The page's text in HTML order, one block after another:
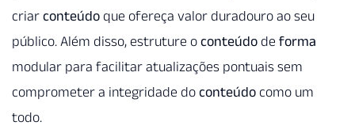
criar conteúdo que ofereça valor duradouro ao seu
público. Além disso, estruture o conteúdo de forma
modular para facilitar atualizações pontuais sem
comprometer a integridade do conteúdo como um
todo.